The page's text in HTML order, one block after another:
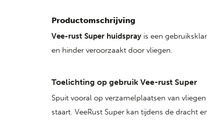
Productomschrijving
Vee-rust Super huidspray is een
en hinder veroorzaakt door vliegen.
Toelichting op gebruik Vee-rust Super
Spuit vooral op verzamelplaatsen van
staart. VeeRust Super kan tijdens de dracht